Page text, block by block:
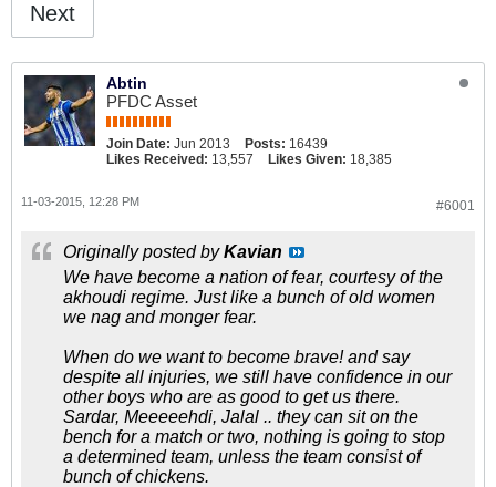
Next
Abtin
PFDC Asset
Join Date: Jun 2013 Posts: 16439
Likes Received: 13,557 Likes Given: 18,385
#6001
11-03-2015, 12:28 PM
Originally posted byKavian
We have become a nation of fear, courtesy of the
akhoudi regime. Just like a bunch of old women
we nag and monger fear.
When do we want to become brave! and say
despite all injuries, we still have confidence in our
other boys who are as good to get us there.
Sardar, Meeeeehdi, Jalal .. they can sit on the
bench for a match or two, nothing is going to stop
a determined team, unless the team consist of
bunch of chickens.